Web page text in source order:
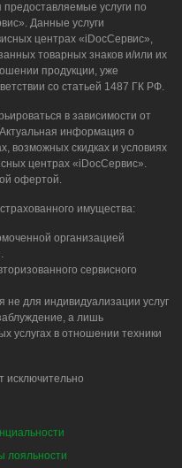
услуги по
Данные услуги
центрах «iDocСервис»,
товарных знаков и/или их
продукции, уже
со статьей 1487 ГК РФ.
в зависимости от
информация о
возможных скидках и условиях
центрах «iDocСервис».
офертой.
имущества:
организацией
сервисного
не для индивидуализации услуг
а лишь
услугах в отношении техники
исключительно
лояльности